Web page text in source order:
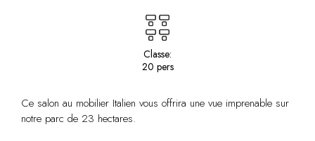
Classe:
20 pers
Ce salon au mobilier Italien vous offrira une vue imprenable sur
notre parc de 23 hectares.